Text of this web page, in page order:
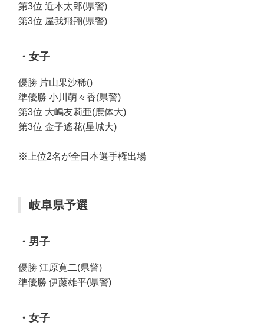
第3位 近本太郎(県警)
第3位 屋我飛翔(県警)
・女子
優勝 片山果沙稀()
準優勝 小川萌々香(県警)
第3位 大嶋友莉亜(鹿体大)
第3位 金子遙花(星城大)
※上位2名が全日本選手権出場
岐阜県予選
・男子
優勝 江原寛二(県警)
準優勝 伊藤雄平(県警)
・女子